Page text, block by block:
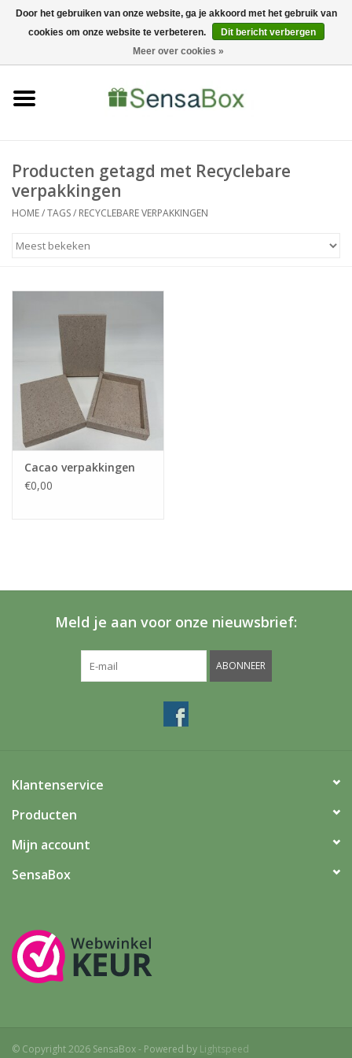
06-22022900 0 Artikelen - €0,00
Bewerkingen
Nieuws
Producten getagd met Recyclebare
verpakkingen
HOME/TAGS/ RECYCLEBARE VERPAKKINGEN
Cacao verpakkingen
€0,00
Meld je aan voor onze nieuwsbrief:
ABONNEER
Klantenservice
Producten
Mijn account
SensaBox
© Copyright 2026 SensaBox - Powered by Lightspeed
Door het gebruiken van onze website, ga je akkoord met het gebruik van
cookies om onze website te verbeteren.
Dit bericht verbergen
Meer over cookies »